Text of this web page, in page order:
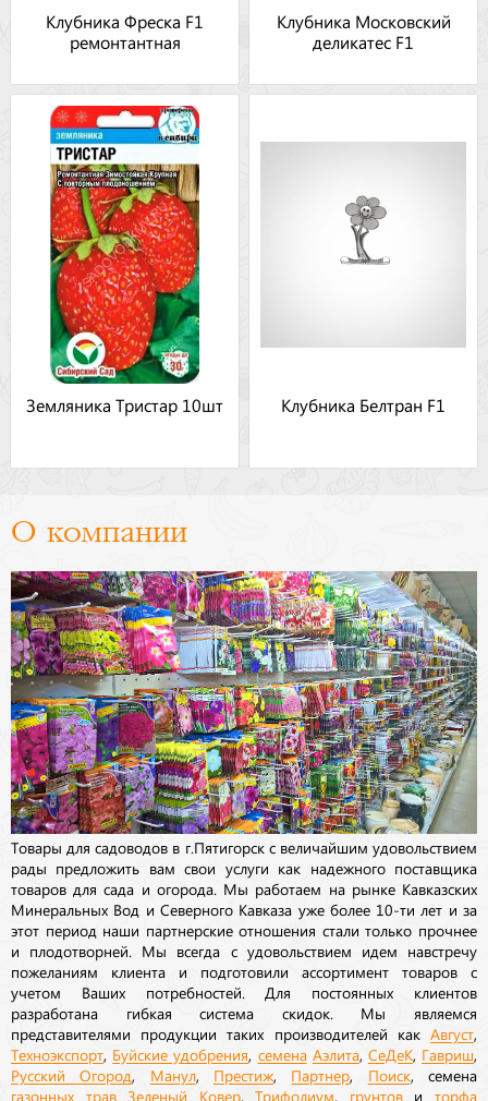
Клубника Фреска F1
ремонтантная
Клубника Московский
деликатес F1
Земляника Тристар 10шт Клубника Белтран F1
О компании
Товары для садоводов в г.Пятигорск с величайшим удовольствием
рады предложить вам свои услуги как надежного поставщика
товаров для сада и огорода. Мы работаем на рынке Кавказских
Минеральных Вод и Северного Кавказа уже более 10-ти лет и за
этот период наши партнерские отношения стали только прочнее
и плодотворней. Мы всегда с удовольствием идем навстречу
пожеланиям клиента и подготовили ассортимент товаров с
учетом Ваших потребностей. Для постоянных клиентов
разработана гибкая система скидок. Мы являемся
представителями продукции таких производителей как Август
Техноэкспорт Буйские удобрения семена Аэлита, СеДеК Гавриш
Русский Огород Манул, Престиж Партнер Поиск, семена
газонных трав Зеленый Ковер,Трифолиум грунтовиторфа